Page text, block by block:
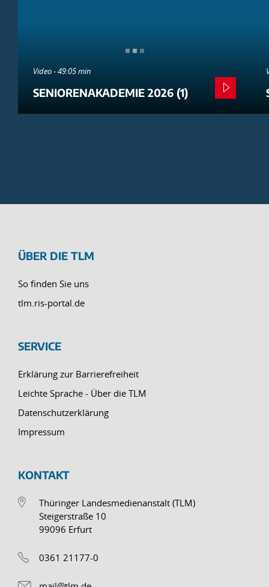
Video - 49:05 min
SENIORENAKADEMIE 2026 (1)
ÜBER DIE TLM
So finden Sie uns
tlm.ris-portal.de
SERVICE
Erklärung zur Barrierefreiheit
Leichte Sprache - Über die TLM
Datenschutzerklärung
Impressum
KONTAKT
Thüringer Landesmedienanstalt (TLM)
Steigerstraße 10
99096 Erfurt
0361 21177-0